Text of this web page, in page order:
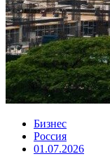
Бизнес
Россия
01.07.2026